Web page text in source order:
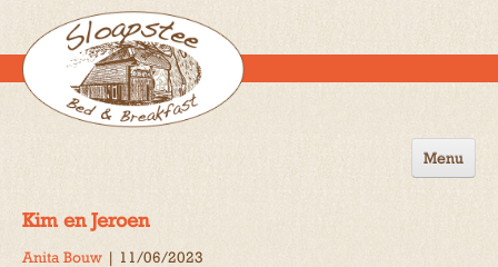
Menu
Kim en Jeroen
Anita Bouw | 11/06/2023